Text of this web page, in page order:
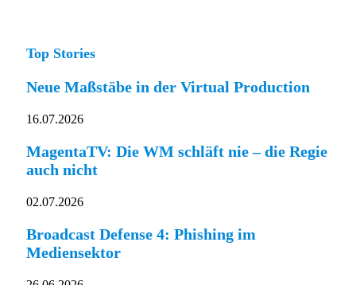
Top Stories
Neue Maßstäbe in der Virtual Production
16.07.2026
MagentaTV: Die WM schläft nie – die Regie
auch nicht
02.07.2026
Broadcast Defense 4: Phishing im
Mediensektor